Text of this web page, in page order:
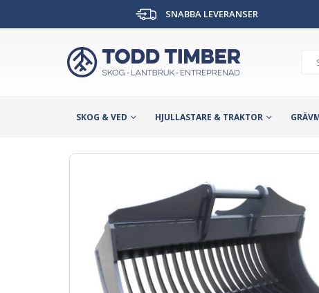
SNABBA LEVERANSER
SKOG & VED HJULLASTARE & TRAKTOR